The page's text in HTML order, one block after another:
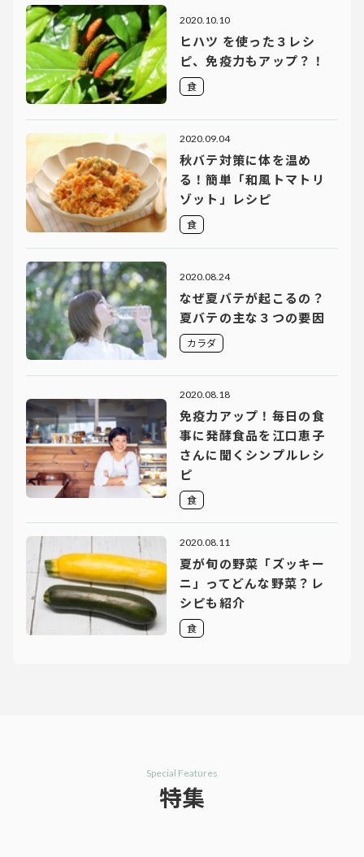
2020.10.10
ヒハツ を使った３レシ
ピ、免疫力もアップ？！
食
2020.09.04
秋バテ対策に体を温め
る！簡単「和風トマトリ
ゾット」レシピ
食
2020.08.24
なぜ夏バテが起こるの？
夏バテの主な３つの要因
カラダ
2020.08.18
免疫力アップ！毎日の食
事に発酵食品を江口恵子
さんに聞くシンプルレシ
ピ
食
2020.08.11
夏が旬の野菜「ズッキー
ニ」ってどんな野菜？レ
シピも紹介
食
Special Features
特集